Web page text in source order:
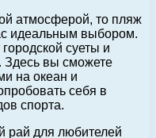
атмосферой, то пляж
идеальным выбором.
суеты и
Здесь вы сможете
на океан и
себя в
спорта.
рай для любителей